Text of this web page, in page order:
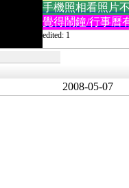
手機照相看照片
覺得鬧鐘/行事曆
edited: 1
2008-05-07